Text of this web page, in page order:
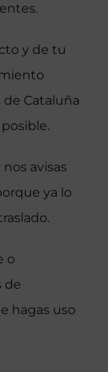
y de tu
Cataluña
avisas
ya lo
o
de
hagas uso